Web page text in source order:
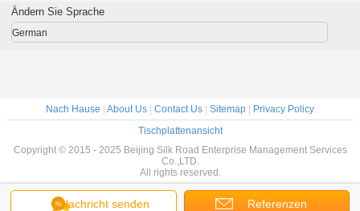
Schokoladen-
Zinn-Kasten-Tee-
Plätzchen-Zinn
Prägung
Nachricht senden Referenzen
Ändern Sie Sprache
German
Nach Hause About Us Contact Us Sitemap
Privacy Policy
Tischplattenansicht
Copyright © 2015 - 2025 Beijing Silk Road Enterprise Management Services
Co.,LTD.
All rights reserved.